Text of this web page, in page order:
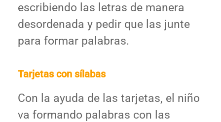
escribiendo las letras de manera
desordenada y pedir que las junte
para formar palabras.
Tarjetas con sílabas
Con la ayuda de las tarjetas, el niño
va formando palabras con las